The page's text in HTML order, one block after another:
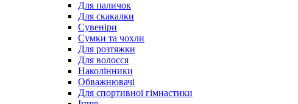
Для паличок
Для скакалки
Сувеніри
Сумки та чохли
Для розтяжки
Для волосся
Наколінники
Обважнювачі
Для спортивної гімнастики